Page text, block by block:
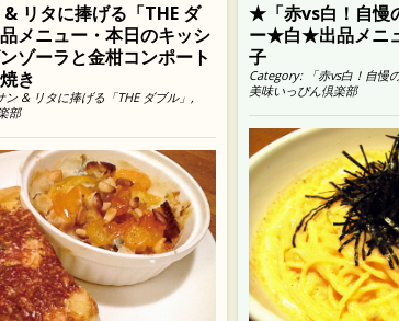
リタに捧げる「THE ダ
メニュー・本日のキッシ
ゾーラと金柑コンポート
き
ン & リタに捧げる「THE ダブル」 ,
部
★「赤vs白！自慢
ー★白★出品メニ
子
Category: 「赤vs白！自慢
美味いっぴん倶楽部